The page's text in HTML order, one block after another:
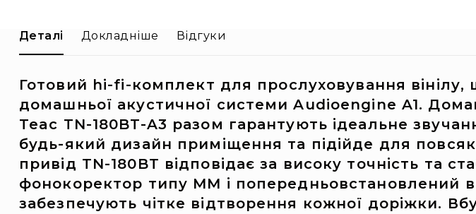
Деталі
Готовий hi-fi-комплект для прослуховування вінілу,
домашньої акустичної системи Audioengine A1.
Teac TN-180BT-A3 разом гарантують ідеальне
будь-який дизайн приміщення та підійде для
привід TN-180BT відповідає за високу точність та
фонокоректор типу MM і попередньовстановлений
забезпечують чітке відтворення кожної доріжки.
Докладніше Відгуки